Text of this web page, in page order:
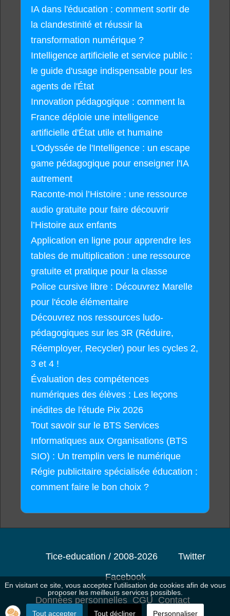
IA dans l'éducation : comment sortir de
la clandestinité et réussir la
transformation numérique ?
Intelligence artificielle et service public :
le guide d'usage indispensable pour les
agents de l'État
Innovation pédagogique : comment la
France déploie une intelligence
artificielle d'État utile et humaine
L'Odyssée de l'Intelligence : un escape
game pédagogique pour enseigner l'IA
autrement
Raconte-moi l’Histoire : une ressource
audio gratuite pour faire découvrir
l’Histoire aux enfants
Application en ligne pour apprendre les
tables de multiplication : une ressource
gratuite et pratique pour la classe
Police cursive libre : Découvrez Marelle
pour l'école élémentaire
Découvrez nos ressources ludo-
pédagogiques sur les 3R (Réduire,
Réemployer, Recycler) pour les cycles 2,
3 et 4 !
Évaluation des compétences
numériques des élèves : Les leçons
inédites de l'étude Pix 2026
Tout savoir sur le BTS Services
Informatiques aux Organisations (BTS
SIO) : Un tremplin vers le numérique
Régie publicitaire spécialisée éducation :
comment faire le bon choix ?
Tice-education / 2008-2026
Twitter
Facebook
Données personnelles CGU Contact
En visitant ce site, vous acceptez l'utilisation de cookies afin de vous
proposer les meilleurs services possibles.
Tout accepter Tout décliner Personnaliser